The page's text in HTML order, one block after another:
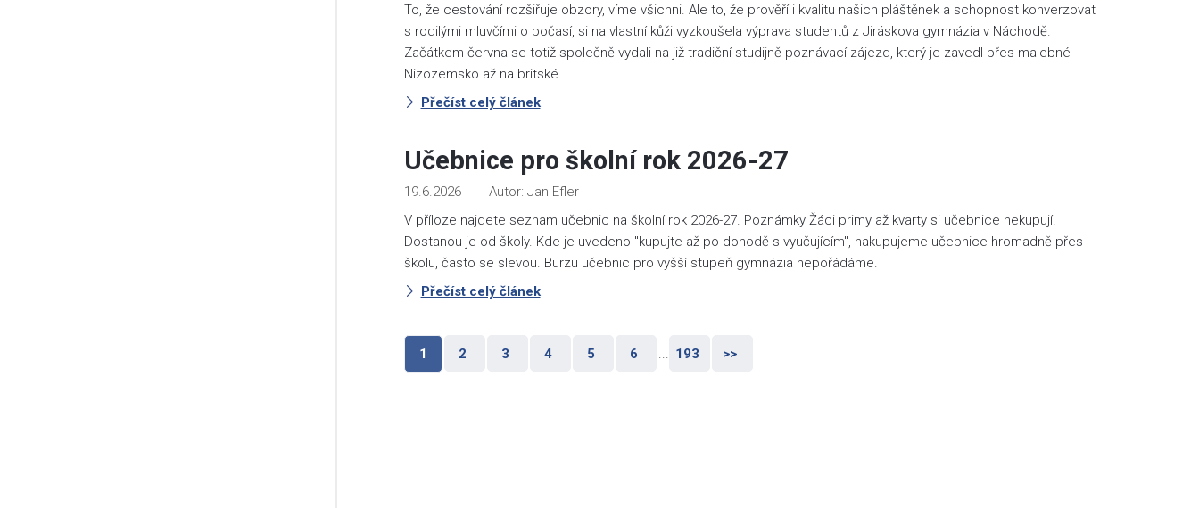
To, že cestování rozšiřuje obzory, víme všichni. Ale to, že prověří i kvalitu našich pláštěnek a schopnost konverzovat
s rodilými mluvčími o počasí, si na vlastní kůži vyzkoušela výprava studentů z Jiráskova gymnázia v Náchodě.
Začátkem června se totiž společně vydali na již tradiční studijně-poznávací zájezd, který je zavedl přes malebné
Nizozemsko až na britské ...
Přečíst celý článek
Učebnice pro školní rok 2026-27
19.6.2026
Jan Efler
V příloze najdete seznam učebnic na školní rok 2026-27. Poznámky Žáci primy až kvarty si učebnice nekupují.
Dostanou je od školy. Kde je uvedeno "kupujte až po dohodě s vyučujícím", nakupujeme učebnice hromadně přes
školu, často se slevou. Burzu učebnic pro vyšší stupeň gymnázia nepořádáme.
Přečíst celý článek
1 2 3 4 5 6 193 >>